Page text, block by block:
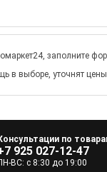
заполните
в выборе, уточнят
по
925 027-12-47
ВС: с 8:30 до 19:00